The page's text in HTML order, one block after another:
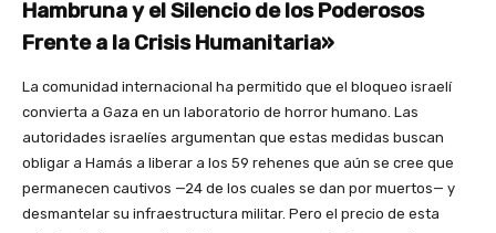
Hambruna y el Silencio de los Poderosos
Frente a la Crisis Humanitaria»
La comunidad internacional ha permitido que el bloqueo israelí
convierta a Gaza en un laboratorio de horror humano. Las
autoridades israelíes argumentan que estas medidas buscan
obligar a Hamás a liberar a los 59 rehenes que aún se cree que
permanecen cautivos —24 de los cuales se dan por muertos— y
desmantelar su infraestructura militar. Pero el precio de esta